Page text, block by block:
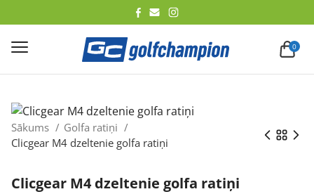
0
Sākums
Golfa ratiņi
Clicgear M4 dzeltenie golfa ratiņi
Clicgear M4 dzeltenie golfa ratiņi